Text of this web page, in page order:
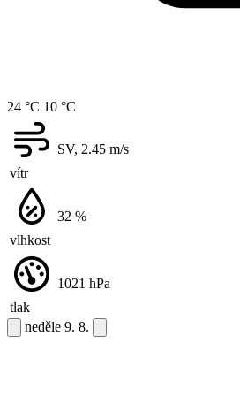
24 °C 10 °C
vítr
SV, 2.45 m/s
vlhkost
32 %
tlak
1021 hPa
neděle 9. 8.